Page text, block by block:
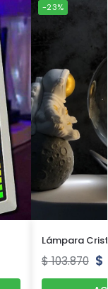
-23%
Lámpara
$103.870 $